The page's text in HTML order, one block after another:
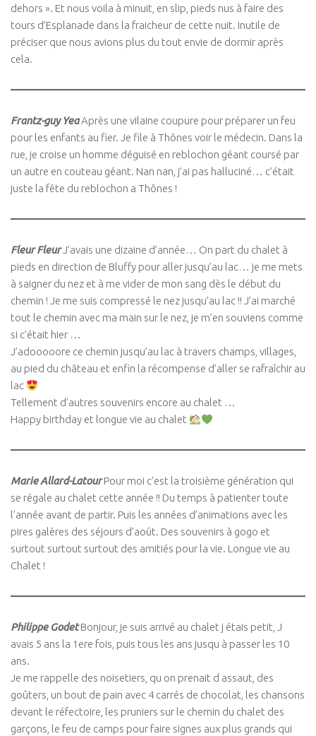
dehors ». Et nous voila à minuit, en slip, pieds nus à faire des
tours d’Esplanade dans la fraicheur de cette nuit. Inutile de
préciser que nous avions plus du tout envie de dormir après
cela.
Frantz-guy YeaAprès une vilaine coupure pour préparer un feu
pour les enfants au fier. Je file à Thônes voir le médecin. Dans la
rue, je croise un homme déguisé en reblochon géant coursé par
un autre en couteau géant. Nan nan, j’ai pas halluciné… c’était
juste la fête du reblochon a Thônes !
Fleur FleurJ’avais une dizaine d’année… On part du chalet à
pieds en direction de Bluffy pour aller jusqu’au lac… je me mets
à saigner du nez et à me vider de mon sang dès le début du
chemin ! Je me suis compressé le nez jusqu’au lac !! J’ai marché
tout le chemin avec ma main sur le nez, je m’en souviens comme
si c’était hier …
J’adooooore ce chemin jusqu’au lac à travers champs, villages,
au pied du château et enfin la récompense d’aller se rafraîchir au
lac
Tellement d’autres souvenirs encore au chalet …
Happy birthday et longue vie au chalet
Marie Allard-LatourPour moi c’est la troisième génération qui
se régale au chalet cette année !! Du temps à patienter toute
l’année avant de partir. Puis les années d’animations avec les
pires galères des séjours d’août. Des souvenirs à gogo et
surtout surtout surtout des amitiés pour la vie. Longue vie au
Chalet !
Philippe GodetBonjour, je suis arrivé au chalet j étais petit, J
avais 5 ans la 1ere fois, puis tous les ans jusqu à passer les 10
ans.
Je me rappelle des noisetiers, qu on prenait d assaut, des
goûters, un bout de pain avec 4 carrés de chocolat, les chansons
devant le réfectoire, les pruniers sur le chemin du chalet des
garçons, le feu de camps pour faire signes aux plus grands qui